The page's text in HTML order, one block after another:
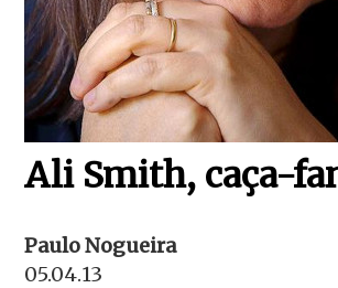
Ali Smith, caça-
Paulo Nogueira
05.04.13